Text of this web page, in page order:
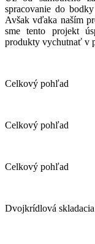
spracovanie do
Avšak vďaka naším
sme tento projekt
produkty vychutnať v
Celkový pohľad
Celkový pohľad
Celkový pohľad
Dvojkrídlová